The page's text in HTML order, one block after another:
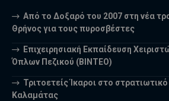
Από το Δοξαρό του 2007 στη νέα
Θρήνος για τους πυροσβέστες
Επιχειρησιακή Εκπαίδευση
Όπλων Πεζικού (ΒΙΝΤΕΟ)
Τριτοετείς Ίκαροι στο
Καλαμάτας